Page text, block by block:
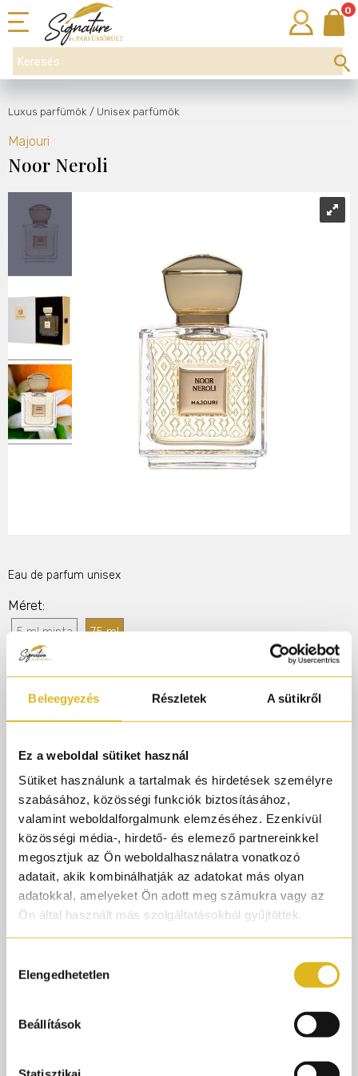
Beleegyezés Részletek A sütikről
Ez a weboldal sütiket használ
Sütiket használunk a tartalmak és hirdetések személyre
szabásához, közösségi funkciók biztosításához,
valamint weboldalforgalmunk elemzéséhez. Ezenkívül
közösségi média-, hirdető- és elemező partnereinkkel
megosztjuk az Ön weboldalhasználatra vonatkozó
adatait, akik kombinálhatják az adatokat más olyan
adatokkal, amelyeket Ön adott meg számukra vagy az
Ön által használt más szolgáltatásokból gyűjtöttek.
kiválasztása
Elengedhetetlen
Beállítások
0
Luxus parfümök / Unisex parfümök
Majouri
Noor Neroli
Eau de parfum unisex
Méret
5 ml minta 75 ml
34 900 Ft
Szállítási idő 1-3 munkanap
Illatcsalád
Citrusos Virágos
Rendelj 50.000.-ft felett és AJÁNDÉK gyári
parfümmintát adunk rendelésedhez!
Termékleírás